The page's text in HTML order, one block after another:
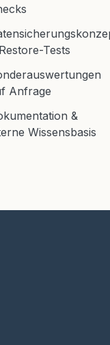
Tests
Anfrage
&
Wissensbasis